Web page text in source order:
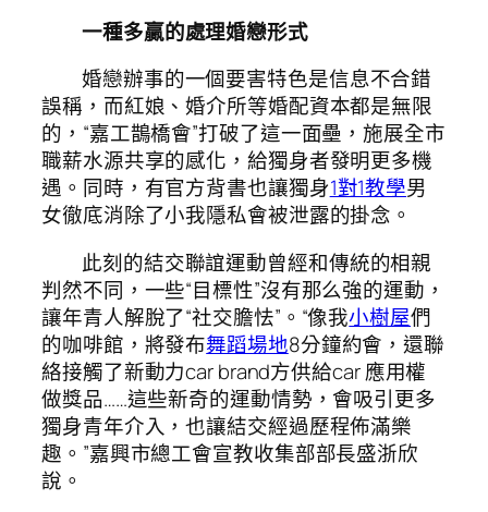
一種多贏的處理婚戀形式
婚戀辦事的一個要害特色是信息不合錯
誤稱，而紅娘、婚介所等婚配資本都是無限
的，“嘉工鵲橋會”打破了這一面壘，施展全市
職薪水源共享的感化，給獨身者發明更多機
遇。同時，有官方背書也讓獨身1對1教學男
女徹底消除了小我隱私會被泄露的掛念。
此刻的結交聯誼運動曾經和傳統的相親
判然不同，一些“目標性”沒有那么強的運動，
讓年青人解脫了“社交膽怯”。“像我小樹屋們
的咖啡館，將發布舞蹈場地8分鐘約會，還聯
絡接觸了新動力car brand方供給car 應用權
做獎品……這些新奇的運動情勢，會吸引更多
獨身青年介入，也讓結交經過歷程佈滿樂
趣。”嘉興市總工會宣教收集部部長盛浙欣
說。